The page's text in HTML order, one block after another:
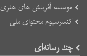
موسسه آفرینش های هنری
کنسرسیوم محتوای ملی
چند رسانه‌ای